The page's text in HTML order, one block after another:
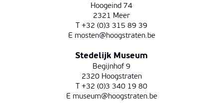
Hoogeind 74
2321 Meer
T +32 (0)3 315 89 39
E mosten@hoogstraten.be
Stedelijk Museum
Begijnhof 9
2320 Hoogstraten
T +32 (0)3 340 19 80
E museum@hoogstraten.be